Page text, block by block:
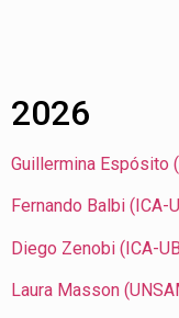
2026
Guillermina Espósito
Fernando Balbi (ICA-
Diego Zenobi (ICA-
Laura Masson